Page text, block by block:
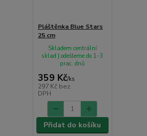
Pláštěnka Blue Stars
25 cm
359 Kč/ks
297 Kč bez
DPH
Skladem centrální
sklad | odešleme do 1-3
prac. dnů
Přidat do košíku